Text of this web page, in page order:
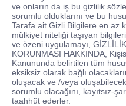
ve onların da iş bu gizlilik
sorumlu olduklarını ve bu
Tarafa ait Gizli Bilgilere en az
mülkiyet niteliği taşıyan
ve özeni uygulamayı,
KORUNMASI HAKKINDA,
Kanununda belirtilen tüm
eksiksiz olarak bağlı
oluşacak ve /veya
sorumlu olacağını, kayıtsız-
taahhüt ederler.